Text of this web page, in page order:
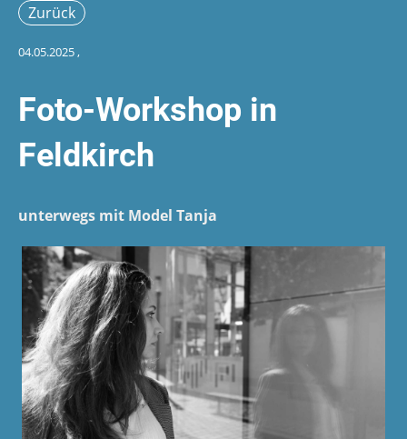
Zurück
04.05.2025,
Foto-Workshop in
Feldkirch
unterwegs mit Model Tanja